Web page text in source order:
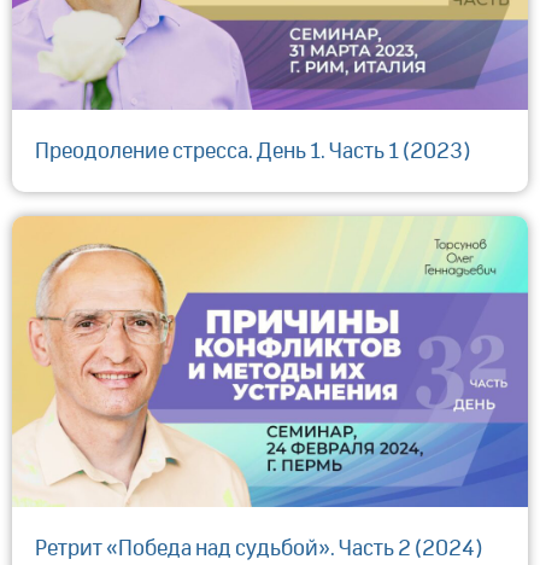
Преодоление стресса. День 1. Часть 1 (2023)
Ретрит «Победа над судьбой». Часть 2 (2024)